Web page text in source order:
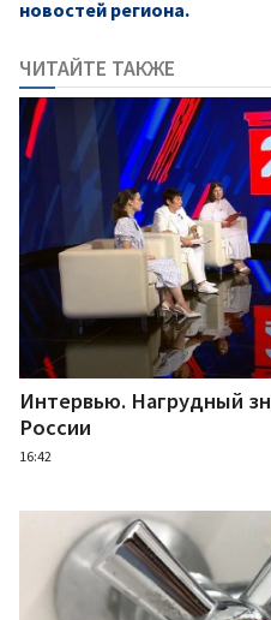
новостей региона.
ЧИТАЙТЕ ТАКЖЕ
Интервью. Нагрудный
России
16:42